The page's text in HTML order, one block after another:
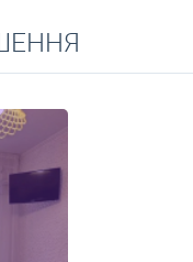
квартир, особняків,